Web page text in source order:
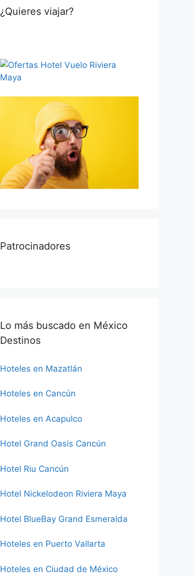
¿Quieres viajar?
Patrocinadores
Lo más buscado en México
Destinos
Hoteles en Mazatlán
Hoteles en Cancún
Hoteles en Acapulco
Hotel Grand Oasis Cancún
Hotel Riu Cancún
Hotel Nickelodeon Riviera Maya
Hotel BlueBay Grand Esmeralda
Hoteles en Puerto Vallarta
Hoteles en Ciudad de México